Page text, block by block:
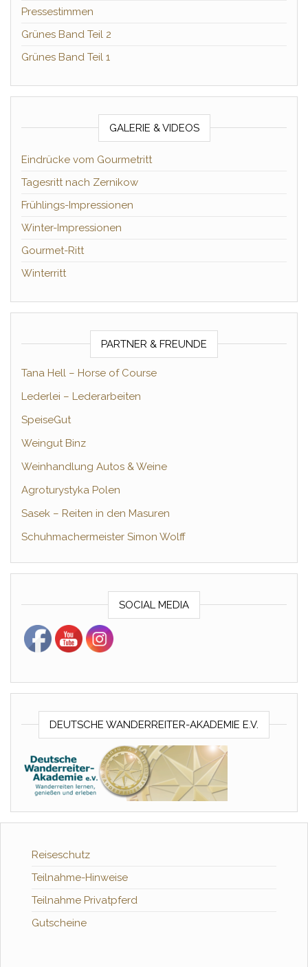
Pressestimmen
Grünes Band Teil 2
Grünes Band Teil 1
GALERIE & VIDEOS
Eindrücke vom Gourmetritt
Tagesritt nach Zernikow
Frühlings-Impressionen
Winter-Impressionen
Gourmet-Ritt
Winterritt
PARTNER & FREUNDE
Tana Hell – Horse of Course
Lederlei – Lederarbeiten
SpeiseGut
Weingut Binz
Weinhandlung Autos & Weine
Agroturystyka Polen
Sasek – Reiten in den Masuren
Schuhmachermeister Simon Wolff
SOCIAL MEDIA
DEUTSCHE WANDERREITER-AKADEMIE E.V.
Reiseschutz
Teilnahme-Hinweise
Teilnahme Privatpferd
Gutscheine